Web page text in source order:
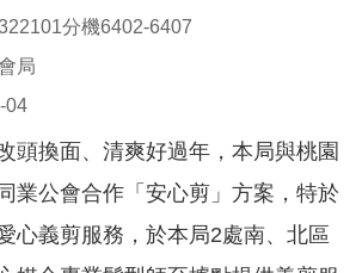
分機6402-6407
局
04
頭換面、清爽好過年，本局與桃園
業公會合作「安心剪」方案，特於
心義剪服務，於本局2處南、北區